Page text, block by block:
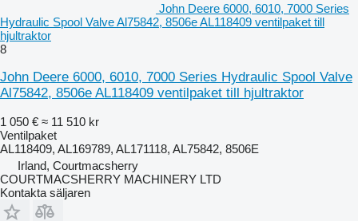
John Deere 6000, 6010, 7000 Series
Hydraulic Spool Valve Al75842, 8506e AL118409 ventilpaket till
hjultraktor
8
John Deere 6000, 6010, 7000 Series Hydraulic Spool Valve
Al75842, 8506e AL118409 ventilpaket till hjultraktor
1 050 € ≈ 11 510 kr
Ventilpaket
AL118409, AL169789, AL171118, AL75842, 8506E
Irland, Courtmacsherry
COURTMACSHERRY MACHINERY LTD
Kontakta säljaren